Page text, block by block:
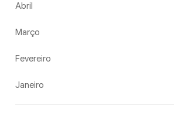
Abril
Março
Fevereiro
Janeiro